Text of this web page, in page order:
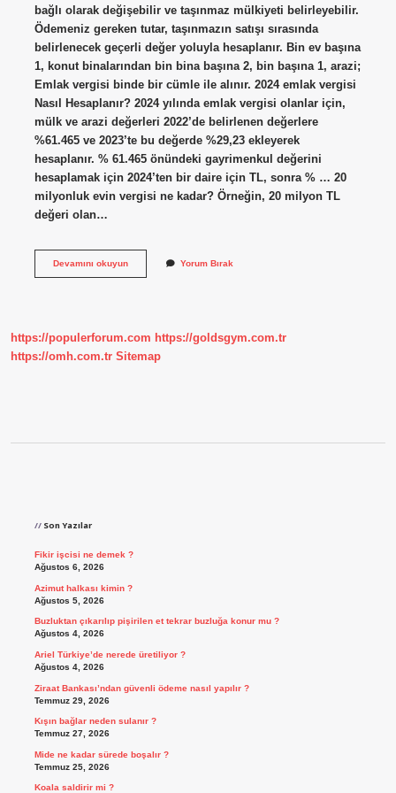
bağlı olarak değişebilir ve taşınmaz mülkiyeti belirleyebilir.
Ödemeniz gereken tutar, taşınmazın satışı sırasında
belirlenecek geçerli değer yoluyla hesaplanır. Bin ev başına
1, konut binalarından bin bina başına 2, bin başına 1, arazi;
Emlak vergisi binde bir cümle ile alınır. 2024 emlak vergisi
Nasıl Hesaplanır? 2024 yılında emlak vergisi olanlar için,
mülk ve arazi değerleri 2022’de belirlenen değerlere
%61.465 ve 2023’te bu değerde %29,23 ekleyerek
hesaplanır. % 61.465 önündeki gayrimenkul değerini
hesaplamak için 2024’ten bir daire için TL, sonra % … 20
milyonluk evin vergisi ne kadar? Örneğin, 20 milyon TL
değeri olan…
Devamını okuyunEmlak
Yorum Bırak
https://populerforum.com https://goldsgym.com.tr
https://omh.com.tr Sitemap
Son Yazılar
Fikir işcisi ne demek ?
Ağustos 6, 2026
Azimut halkası kimin ?
Ağustos 5, 2026
Buzluktan çıkarılıp pişirilen et tekrar buzluğa konur mu ?
Ağustos 4, 2026
Ariel Türkiye’de nerede üretiliyor ?
Ağustos 4, 2026
Ziraat Bankası’ndan güvenli ödeme nasıl yapılır ?
Temmuz 29, 2026
Kışın bağlar neden sulanır ?
Temmuz 27, 2026
Mide ne kadar sürede boşalır ?
Temmuz 25, 2026
Koala saldirir mi ?